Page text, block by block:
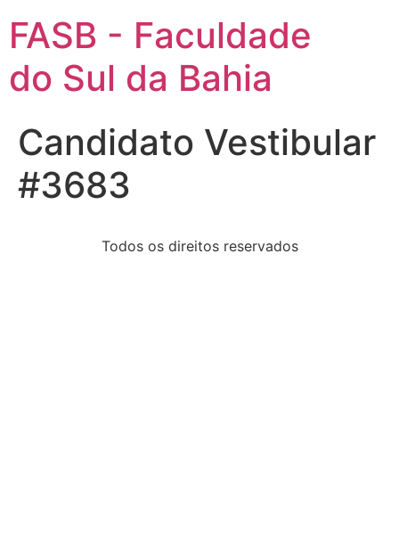
FASB - Faculdade
do Sul da Bahia
Candidato Vestibular
#3683
Todos os direitos reservados